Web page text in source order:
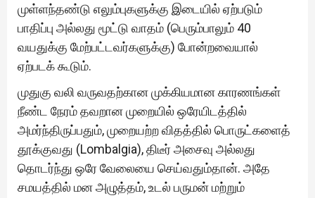
முள்ளந்தண்டு எலும்புகளுக்கு இடையில் ஏற்படும்
பாதிப்பு அல்லது மூட்டு வாதம் (பெரும்பாலும் 40
வயதுக்கு மேற்பட்டவர்களுக்கு) போன்றவையால்
ஏற்படக் கூடும்.
முதுகு வலி வருவதற்கான முக்கியமான காரணங்கள்
நீண்ட நேரம் தவறான முறையில் ஒரேயிடத்தில்
அமர்ந்திருப்பதும், முறையற்ற விதத்தில் பொருட்களைத்
தூக்குவது (Lombalgia), திடீர் அசைவு அல்லது
தொடர்ந்து ஒரே வேலையை செய்வதும்தான். அதே
சமயத்தில் மன அழுத்தம், உடல் பருமன் மற்றும்